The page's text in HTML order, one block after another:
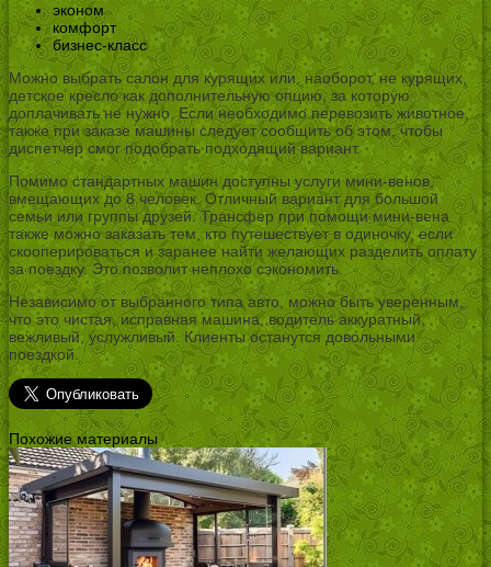
эконом
комфорт
бизнес-класс
Можно выбрать салон для курящих или, наоборот, не курящих,
детское кресло как дополнительную опцию, за которую
доплачивать не нужно. Если необходимо перевозить животное,
также при заказе машины следует сообщить об этом, чтобы
диспетчер смог подобрать подходящий вариант.
Помимо стандартных машин доступны услуги мини-венов,
вмещающих до 8 человек. Отличный вариант для большой
семьи или группы друзей. Трансфер при помощи мини-вена
также можно заказать тем, кто путешествует в одиночку, если
скооперироваться и заранее найти желающих разделить оплату
за поездку. Это позволит неплохо сэкономить.
Независимо от выбранного типа авто, можно быть уверенным,
что это чистая, исправная машина, водитель аккуратный,
вежливый, услужливый. Клиенты останутся довольными
поездкой.
Похожие материалы